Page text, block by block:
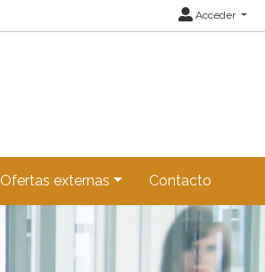
Acceder
Ofertas externas Contacto